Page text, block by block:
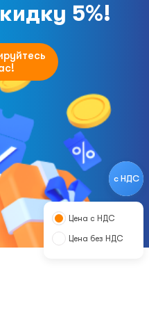
с НДС
Цена с НДС
Цена без НДС
5%!